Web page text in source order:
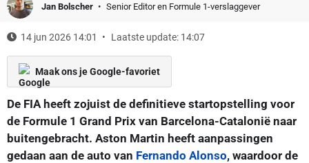
Jan Bolscher Senior Editor en Formule 1-verslaggever
14 jun 2026 14:01 Laatste update: 14:07
Maak ons je Google-favoriet
De FIA heeft zojuist de definitieve startopstelling voor
de Formule 1 Grand Prix van Barcelona-Catalonië naar
buitengebracht. Aston Martin heeft aanpassingen
gedaan aan de auto van Fernando Alonso, waardoor de